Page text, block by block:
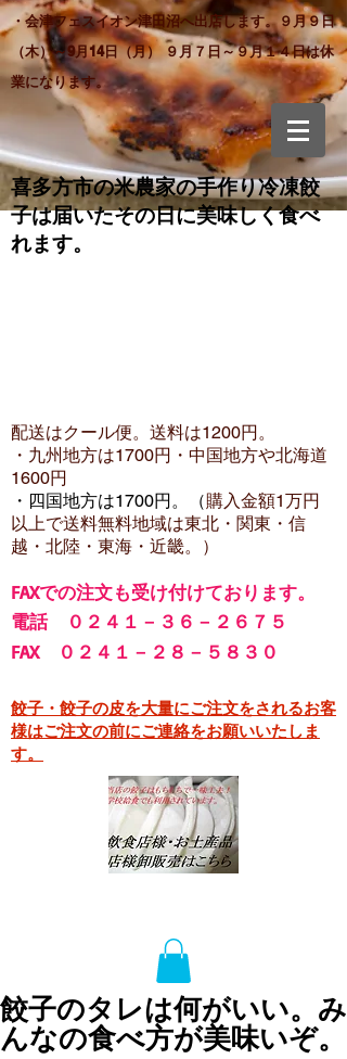
・会津フェスイオン津田沼へ出店します。９月９日
（木）～9月14日（月） ９月７日～９月１４日は休
業になります。
喜多方市の米農家の手作り冷凍餃
子は届いたその日に美味しく食べ
れます。
配送はクール便。送料は1200円。
・​九州地方は1700円 ・中国地方や北海道
1600円
・四国地方は1700円。（購入金額1万円
以上で送料無料地域は東北・関東・信
越・北陸・東海・近畿。）
FAXでの注文も受け付けております。
電話 ０２４１－３６－２６７５
FAX ０２４１－２８－５８３０
餃子・餃子の皮を大量にご注文をされるお客
様はご注文の前にご連絡をお願いいたしま
す。​
餃子のタレは何がいい。み
んなの食べ方が美味いぞ。